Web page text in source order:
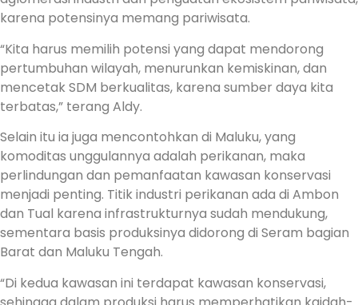
karena potensinya memang pariwisata.
“Kita harus memilih potensi yang dapat mendorong
pertumbuhan wilayah, menurunkan kemiskinan, dan
mencetak SDM berkualitas, karena sumber daya kita
terbatas,” terang Aldy.
Selain itu ia juga mencontohkan di Maluku, yang
komoditas unggulannya adalah perikanan, maka
perlindungan dan pemanfaatan kawasan konservasi
menjadi penting. Titik industri perikanan ada di Ambon
dan Tual karena infrastrukturnya sudah mendukung,
sementara basis produksinya didorong di Seram bagian
Barat dan Maluku Tengah.
“Di kedua kawasan ini terdapat kawasan konservasi,